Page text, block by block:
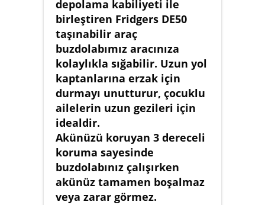
depolama kabiliyeti ile
birleştiren Fridgers DE50
taşınabilir araç
buzdolabımız aracınıza
kolaylıkla sığabilir. Uzun yol
kaptanlarına erzak için
durmayı unutturur, çocuklu
ailelerin uzun gezileri için
idealdir.
Akünüzü koruyan 3 dereceli
koruma sayesinde
buzdolabınız çalışırken
akünüz tamamen boşalmaz
veya zarar görmez.